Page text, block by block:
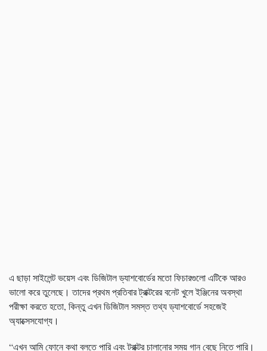
এ ছাড়া সাইলেন্ট ভয়েস এবং ডিজিটাল ড্যাশবোর্ডের মতো ফিচারগুলো এটিকে আরও
ভালো করে তুলেছে। তাদের প্রথম প্রতিবার ট্রাক্টরের বনেট খুলে ইঞ্জিনের অবস্থা
পরীক্ষা করতে হতো, কিন্তু এখন ডিজিটাল সমস্ত তথ্য ড্যাশবোর্ডে সহজেই
অ্যাক্সেসযোগ্য।
“এখন আমি ফোনে কথা বলতে পারি এবং ট্রাক্টর চালানোর সময় গান বেছে নিতে পারি।